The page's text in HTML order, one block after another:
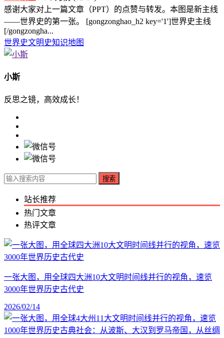
感谢大家对上一篇文章（PPT）的点赞与转发。本图是新主线
——世界史的第一张。 [gongzonghao_h2 key='1']世界史主线
[/gongzongha...
世界史文明史知识地图
小斯
反思之镜，高效成长！
搜索
站长推荐
热门文章
热评文章
一张大图，用全球四大洲10大文明时间线并行的视角，速览
3000年世界历史古代史
2026/02/14